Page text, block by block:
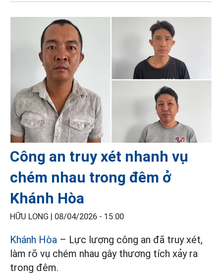
Công an truy xét nhanh vụ
chém nhau trong đêm ở
Khánh Hòa
HỮU LONG | 08/04/2026 - 15:00
Khánh Hòa – Lực lượng công an đã truy xét,
làm rõ vụ chém nhau gây thương tích xảy ra
trong đêm.